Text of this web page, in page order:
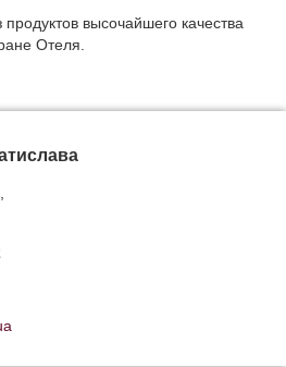
высочайшего качества
Отеля.